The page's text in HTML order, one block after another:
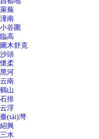
萊蕪
潼南
小谷圍
臨高
圖木舒克
沙頭
懷柔
黑河
云南
鶴山
石排
云浮
臺(tái)灣
紹興
三水